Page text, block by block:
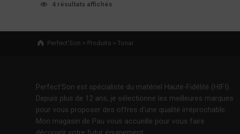
4 résultats affichés
Breadcrumbs navigation
Perfect’Son > Produits > Tonar
Perfect'Son est spécialiste du matériel Haute-Fidélité (HIFI).
Depuis plus de 12 ans, je sélectionne les meilleures marques
pour vous proposer des offres d'une qualité irréprochable.
Mon magasin de Pau vous accueille pour vous faire